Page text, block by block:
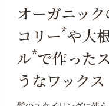
オーガニッ
コリー*や大
ル*で作った
うなワックス